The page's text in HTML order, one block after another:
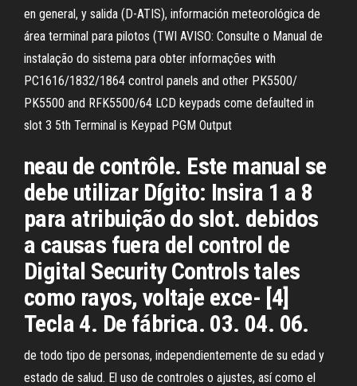
en general, y salida (D-ATIS), información meteorológica de
área terminal para pilotos (TWI AVISO: Consulte o Manual de
instalação do sistema para obter informações with
PC1616/1832/1864 control panels and other PK5500/
PK5500 and RFK5500/64 LCD keypads come defaulted in
slot 3 5th Terminal is Keypad PGM Output
neau de contrôle. Este manual se
debe utilizar Dígito: Insira 1 a 8
para atribuição do slot. debidos
a causas fuera del control de
Digital Security Controls tales
como rayos, voltaje exce- [4]
Tecla 4. De fábrica. 03. 04. 06.
de todo tipo de personas, independientemente de su edad y
estado de salud. El uso de controles o ajustes, así como el